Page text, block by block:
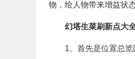
物，给人物带来增益状
幻塔生菜刷新点大
1、首先是位置总览